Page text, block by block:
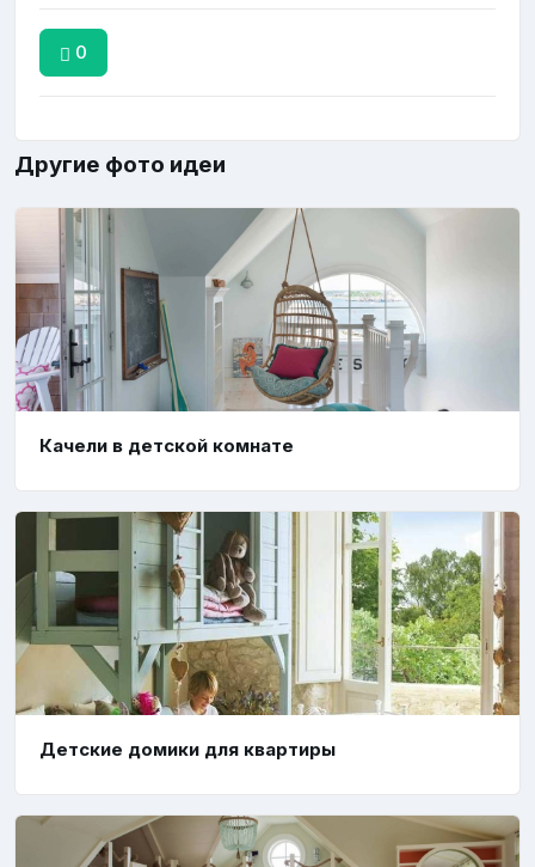
0
Другие фото идеи
Качели в детской комнате
Детские домики для квартиры